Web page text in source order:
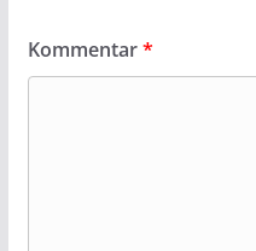
Kommentar*